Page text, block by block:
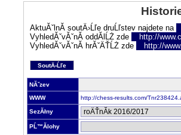
AktuĂˇlnĂ­ soutÄ›Ĺľe druĹľstev najdete na
VyhledĂˇvĂˇnĂ­ oddĂ­lĹŻ zde
http://
VyhledĂˇvĂˇnĂ­ hrĂˇÄŤĹŻ zde
http://
SoutÄ›Ĺľe
NĂˇzev
WWW http://chess-results.com/
SezĂłny
PĹ™Ă­lohy